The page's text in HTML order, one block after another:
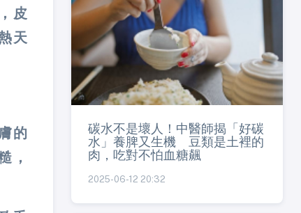
皮
天
的
，
碳水不是壞人！中醫師揭「好碳
水」養脾又生機 豆類是土裡的
肉，吃對不怕血糖飆
2025-06-12 20:32